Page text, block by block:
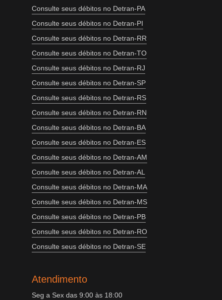
Consulte seus débitos no Detran-PA
Consulte seus débitos no Detran-PI
Consulte seus débitos no Detran-RR
Consulte seus débitos no Detran-TO
Consulte seus débitos no Detran-RJ
Consulte seus débitos no Detran-SP
Consulte seus débitos no Detran-RS
Consulte seus débitos no Detran-RN
Consulte seus débitos no Detran-BA
Consulte seus débitos no Detran-ES
Consulte seus débitos no Detran-AM
Consulte seus débitos no Detran-AL
Consulte seus débitos no Detran-MA
Consulte seus débitos no Detran-MS
Consulte seus débitos no Detran-PB
Consulte seus débitos no Detran-RO
Consulte seus débitos no Detran-SE
Atendimento
Seg a Sex das 9:00 às 18:00